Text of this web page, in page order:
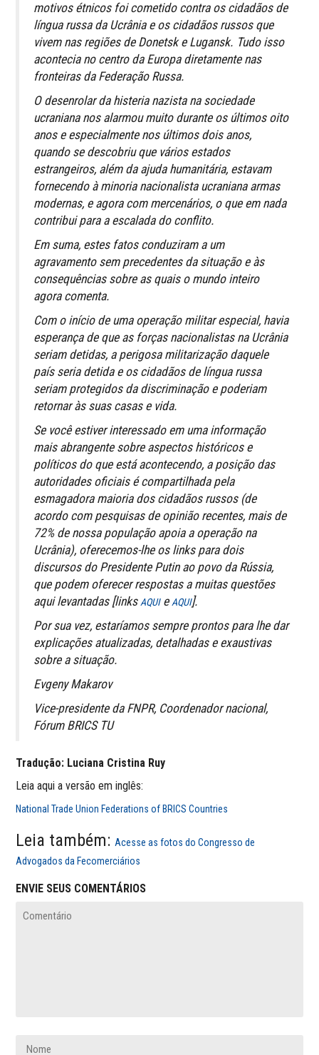
motivos étnicos foi cometido contra os cidadãos de
língua russa da Ucrânia e os cidadãos russos que
vivem nas regiões de Donetsk e Lugansk. Tudo isso
acontecia no centro da Europa diretamente nas
fronteiras da Federação Russa.
O desenrolar da histeria nazista na sociedade
ucraniana nos alarmou muito durante os últimos oito
anos e especialmente nos últimos dois anos,
quando se descobriu que vários estados
estrangeiros, além da ajuda humanitária, estavam
fornecendo à minoria nacionalista ucraniana armas
modernas, e agora com mercenários, o que em nada
contribui para a escalada do conflito.
Em suma, estes fatos conduziram a um
agravamento sem precedentes da situação e às
consequências sobre as quais o mundo inteiro
agora comenta.
Com o início de uma operação militar especial, havia
esperança de que as forças nacionalistas na Ucrânia
seriam detidas, a perigosa militarização daquele
país seria detida e os cidadãos de língua russa
seriam protegidos da discriminação e poderiam
retornar às suas casas e vida.
Se você estiver interessado em uma informação
mais abrangente sobre aspectos históricos e
políticos do que está acontecendo, a posição das
autoridades oficiais é compartilhada pela
esmagadora maioria dos cidadãos russos (de
acordo com pesquisas de opinião recentes, mais de
72% de nossa população apoia a operação na
Ucrânia), oferecemos-lhe os links para dois
discursos do Presidente Putin ao povo da Rússia,
que podem oferecer respostas a muitas questões
aqui levantadas [linksAQUIeAQUI].
Por sua vez, estaríamos sempre prontos para lhe dar
explicações atualizadas, detalhadas e exaustivas
sobre a situação.
Evgeny Makarov
Vice-presidente da FNPR, Coordenador nacional,
Fórum BRICS TU
Tradução: Luciana Cristina Ruy
Leia aqui a versão em inglês:
National Trade Union Federations of BRICS Countries
Leia também:Acesse as fotos do Congresso de
Advogados da Fecomerciários
ENVIE SEUS COMENTÁRIOS